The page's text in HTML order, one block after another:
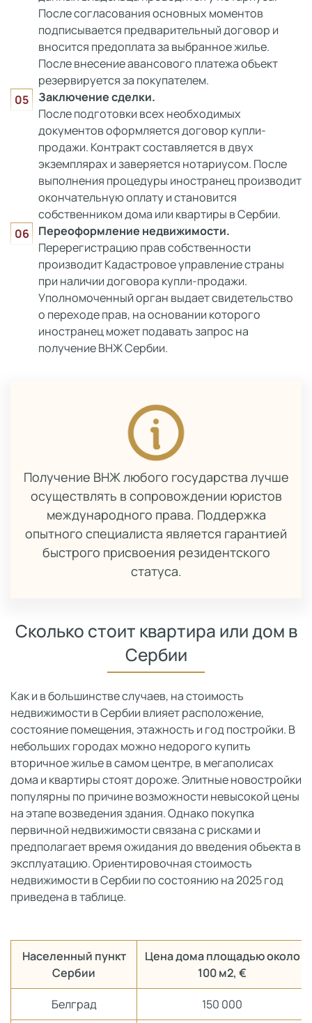
После согласования основных моментов
подписывается предварительный договор и
вносится предоплата за выбранное жилье.
После внесение авансового платежа объект
резервируется за покупателем.
Заключение сделки.
После подготовки всех необходимых
документов оформляется договор купли-
продажи. Контракт составляется в двух
экземплярах и заверяется нотариусом. После
выполнения процедуры иностранец производит
окончательную оплату и становится
собственником дома или квартиры в Сербии.
Переоформление недвижимости.
Перерегистрацию прав собственности
производит Кадастровое управление страны
при наличии договора купли-продажи.
Уполномоченный орган выдает свидетельство
о переходе прав, на основании которого
иностранец может подавать запрос на
получение ВНЖ Сербии.
Получение ВНЖ любого государства лучше
осуществлять в сопровождении юристов
международного права. Поддержка
опытного специалиста является гарантией
быстрого присвоения резидентского
статуса.
Сколько стоит квартира или дом в
Сербии
Как и в большинстве случаев, на стоимость
недвижимости в Сербии влияет расположение,
состояние помещения, этажность и год постройки. В
небольших городах можно недорого купить
вторичное жилье в самом центре, в мегаполисах
дома и квартиры стоят дороже. Элитные новостройки
популярны по причине возможности невысокой цены
на этапе возведения здания. Однако покупка
первичной недвижимости связана с рисками и
предполагает время ожидания до введения объекта в
эксплуатацию. Ориентировочная стоимость
недвижимости в Сербии по состоянию на 2025 год
приведена в таблице.
Населенный пункт
Сербии
Цена дома площадью около
100 м2, €
Белград 150 000